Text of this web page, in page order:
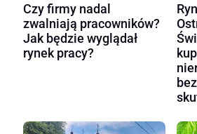
Czy firmy nadal
zwalniają pracowników?
Jak będzie wyglądał
rynek pracy?